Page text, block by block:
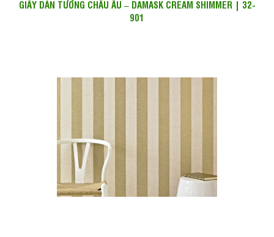
GIẤY DÁN TƯỜNG CHÂU ÂU – DAMASK CREAM SHIMMER | 32-
901